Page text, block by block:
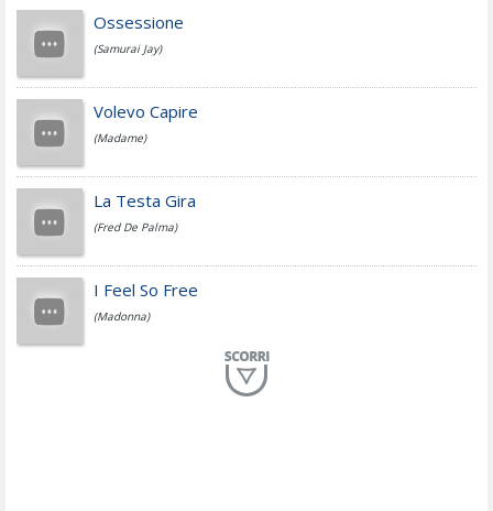
Cesare Cremonini
Jovanotti
Fedez
Simone Cristicchi
Ossessione
(Samurai Jay)
Volevo Capire
(Madame)
La Testa Gira
(Fred De Palma)
I Feel So Free
(Madonna)